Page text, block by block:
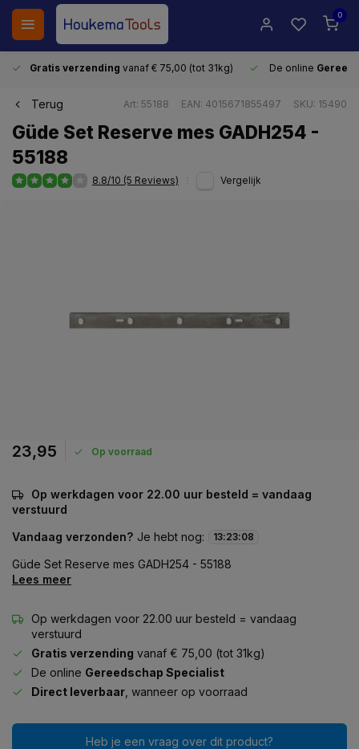
0
Gratis verzending vanaf € 75,00 (tot 31kg) De online
Terug Art: 55188 EAN: 4015671855497 SKU: 15490
Güde Set Reserve mes GADH254 -
55188
8.8/10 (5 Reviews) Vergelijk
23,95 Op voorraad
Op werkdagen voor 22.00 uur besteld = vandaag
verstuurd
Vandaag verzonden? Je hebt nog: 13:23:08
Güde Set Reserve mes GADH254 - 55188
Lees meer
Op werkdagen voor 22.00 uur besteld = vandaag
verstuurd
Gratis verzending vanaf € 75,00 (tot 31kg)
De online Gereedschap Specialist
Direct leverbaar , wanneer op voorraad
Heb je een vraag over dit product?